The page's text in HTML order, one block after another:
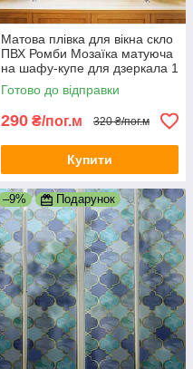
Матова плівка для вікна скло
ПВХ Ромби Мозаїка матуюча
на шафу-купе для дзеркала 1
пог.м 1000х1000 мм
Готово до відправки
290 ₴/пог.м 320 ₴/пог.м
Купити
–9% Подарунок